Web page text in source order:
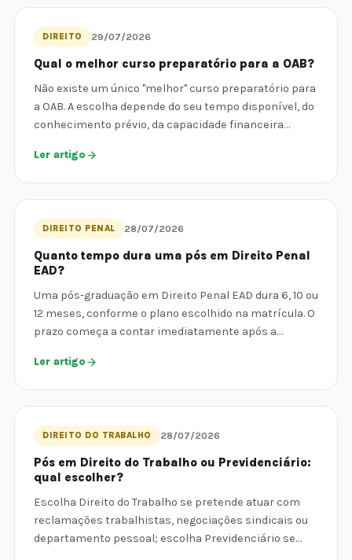
DIREITO 29/07/2026
Qual o melhor curso preparatório para a OAB?
Não existe um único "melhor" curso preparatório para
a OAB. A escolha depende do seu tempo disponível, do
conhecimento prévio, da capacidade financeira…
Ler artigo
DIREITO PENAL 28/07/2026
Quanto tempo dura uma pós em Direito Penal
EAD?
Uma pós-graduação em Direito Penal EAD dura 6, 10 ou
12 meses, conforme o plano escolhido na matrícula. O
prazo começa a contar imediatamente após a…
Ler artigo
DIREITO DO TRABALHO 28/07/2026
Pós em Direito do Trabalho ou Previdenciário:
qual escolher?
Escolha Direito do Trabalho se pretende atuar com
reclamações trabalhistas, negociações sindicais ou
departamento pessoal; escolha Previdenciário se…